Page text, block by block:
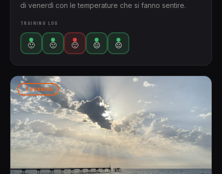
di venerdì con le temperature che si fanno sentire.
TRAINING LOG
🙂 🙁 🙁 😐 😐
RUNNING